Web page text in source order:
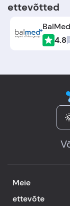
ettevõtted
4.8
Meie
ettevõte